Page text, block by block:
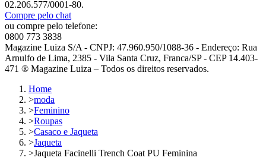
02.206.577/0001-80.
Compre pelo chat
ou compre pelo telefone:
0800 773 3838
Magazine Luiza S/A - CNPJ: 47.960.950/1088-36 - Endereço: Rua
Arnulfo de Lima, 2385 - Vila Santa Cruz, Franca/SP - CEP 14.403-
471 ® Magazine Luiza – Todos os direitos reservados.
Home
>moda
>Feminino
>Roupas
>Casaco e Jaqueta
>Jaqueta
>Jaqueta Facinelli Trench Coat PU Feminina